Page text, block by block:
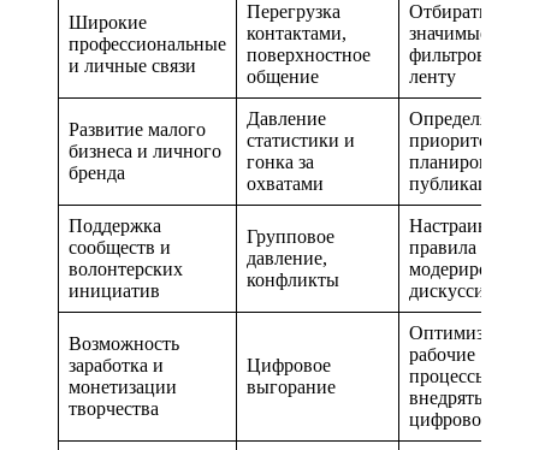
Широкие
профессиональные
и личные связи
Перегрузка
контактами,
поверхностное
общение
Отбирать
значимые
фильтровать
ленту
Развитие малого
бизнеса и личного
бренда
Давление
статистики и
гонка за
охватами
Определять
приоритеты,
планировать
публикации
Поддержка
сообществ и
волонтерских
инициатив
Групповое
давление,
конфликты
Настраивать
правила
модерировать
дискуссии
Возможность
заработка и
монетизации
творчества
Цифровое
выгорание
рабочие
процессы,
внедрять
цифровой